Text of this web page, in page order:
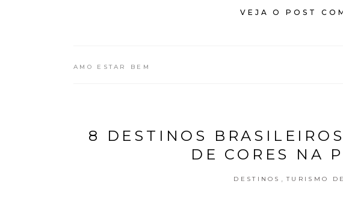
VEJA O POST
AMO ESTAR BEM
8 DESTINOS
DE CORES NA
DESTINOS TURISMO